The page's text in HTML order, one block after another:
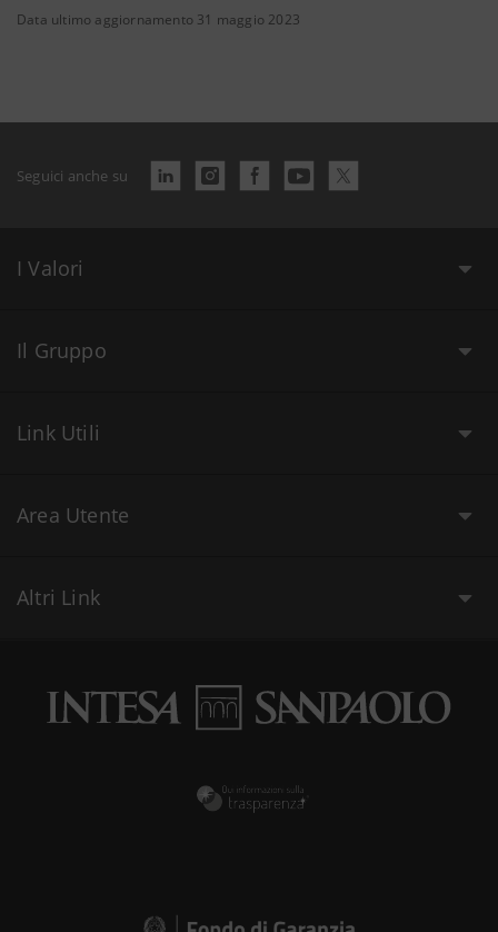
Data ultimo aggiornamento 31 maggio 2023
Seguici anche su
I Valori
Il Gruppo
Link Utili
Area Utente
Altri Link